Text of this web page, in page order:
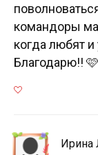
командоры
когда любят
Благодарю!! 🩷
Ирина